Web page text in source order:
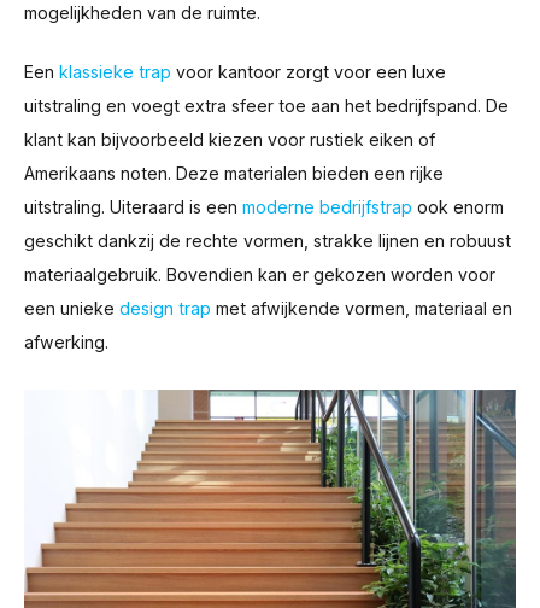
mogelijkheden van de ruimte.
Een klassieke trap voor kantoor zorgt voor een luxe
uitstraling en voegt extra sfeer toe aan het bedrijfspand. De
klant kan bijvoorbeeld kiezen voor rustiek eiken of
Amerikaans noten. Deze materialen bieden een rijke
uitstraling. Uiteraard is een moderne bedrijfstrap ook enorm
geschikt dankzij de rechte vormen, strakke lijnen en robuust
materiaalgebruik. Bovendien kan er gekozen worden voor
een unieke design trap met afwijkende vormen, materiaal en
afwerking.